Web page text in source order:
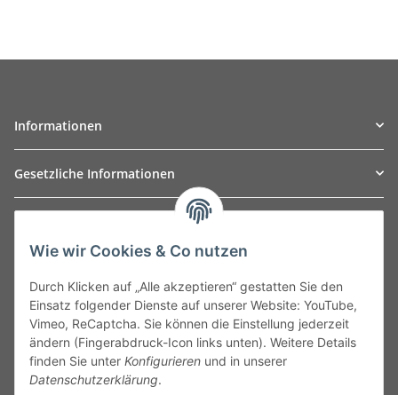
Informationen
Gesetzliche Informationen
Leibnizstraße 2a
Germany
Phone:+49 40 5287270
Fax:+49 40 5281050
Email:sales@tow-automotive.de
Wie wir Cookies & Co nutzen
Durch Klicken auf „Alle akzeptieren“ gestatten Sie den
Einsatz folgender Dienste auf unserer Website: YouTube,
Vimeo, ReCaptcha. Sie können die Einstellung jederzeit
ändern (Fingerabdruck-Icon links unten). Weitere Details
finden Sie unter Konfigurieren und in unserer
Datenschutzerklärung.